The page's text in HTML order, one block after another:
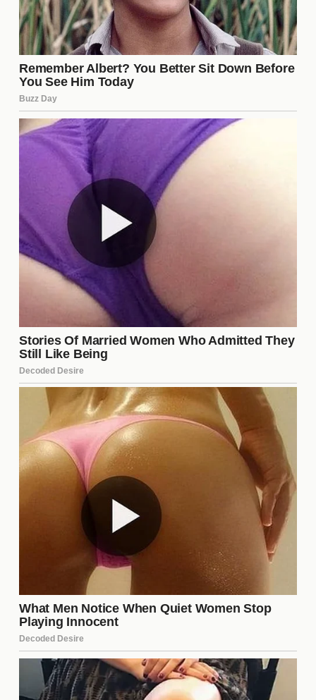
personajes memorables y escenas de acción se han
convertido en parte del léxico cultural. Estas
películas no solo entretienen, sino que también
influyen en la moda, la música y hasta en la forma
en que se perciben ciertos temas sociales. La
cultura de los héroes de acción ha creado un
legado que perdura en el tiempo.
Recomendaciones para los
amantes del cine de acción
Si eres un aficionado del cine de acción, aquí tienes
algunas recomendaciones que no te puedes perder:
John Wick
- Una saga que redefine el género
con su estilo de combate y narrativa intensa.
Mad Max: Fury Road
- Una obra maestra visual
que combina acción sin pausa con una historia
poderosa.
Die Hard
de los tropos del cine de acción moderno.
The Dark Knight- Una película que fusiona
acción con un profundo desarrollo de
personajes.
¿Cuáles son las características
principales de las películas de
Las películas de acción se caracterizan por su ritmo
acelerado, secuencias de combate emocionantes y
un enfoque en la aventura y el peligro. Elementos
comopersecuciones,explosionesyescenas de
luchason comunes. Además, suelen incluir un
héroe que enfrenta desafíos y enemigos, lo que
añade un componente narrativo que atrae al
público. La música y los efectos visuales también